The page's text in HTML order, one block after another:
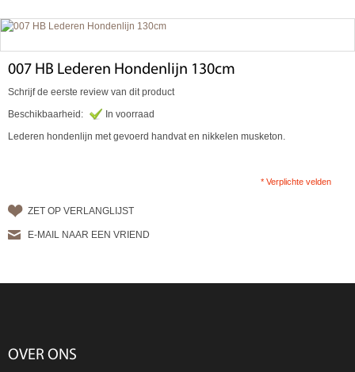
007 HB Lederen Hondenlijn 130cm
Schrijf de eerste review van dit product
Beschikbaarheid:
In voorraad
Lederen hondenlijn met gevoerd handvat en nikkelen musketon.
* Verplichte velden
ZET OP VERLANGLIJST
E-MAIL NAAR EEN VRIEND
OVER ONS